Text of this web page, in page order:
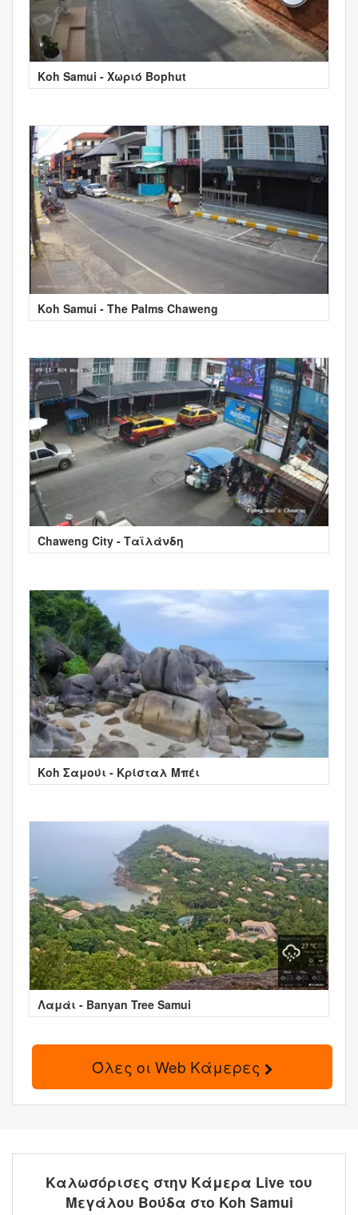
Koh Samui - Χωριό Bophut
Koh Samui - The Palms Chaweng
Chaweng City - Ταϊλάνδη
Κοh Σαμούι - Κρίσταλ Μπέι
Λαμάι - Banyan Tree Samui
Όλες οι Web Κάμερες
Καλωσόρισες στην Κάμερα Live του
Μεγάλου Βούδα στο Koh Samui